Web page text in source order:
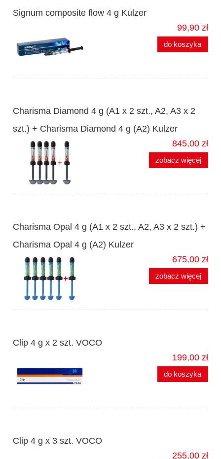
Signum composite flow 4 g Kulzer
99,90 zł
do koszyka
Charisma Diamond 4 g (A1 x 2 szt., A2, A3 x 2
szt.) + Charisma Diamond 4 g (A2) Kulzer
845,00 zł
zobacz więcej
Charisma Opal 4 g (A1 x 2 szt., A2, A3 x 2 szt.) +
Charisma Opal 4 g (A2) Kulzer
675,00 zł
zobacz więcej
Clip 4 g x 2 szt. VOCO
199,00 zł
do koszyka
Clip 4 g x 3 szt. VOCO
255,00 zł